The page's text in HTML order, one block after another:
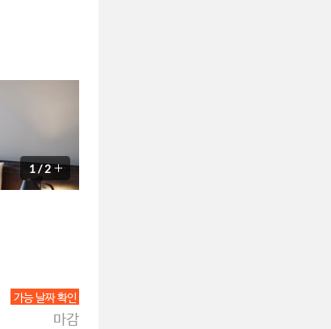
1/2
가능 날짜 확인
마감